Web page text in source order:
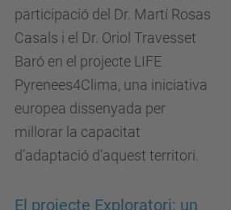
participació del Dr. Martí Rosas
Casals i el Dr. Oriol Travesset
Baró en el projecte LIFE
Pyrenees4Clima, una iniciativa
europea dissenyada per
millorar la capacitat
d’adaptació d’aquest territori.
El projecte Exploratori: un